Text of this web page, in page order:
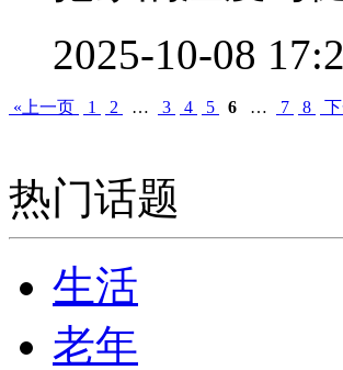
2025-10-08
«上一页 1 2 … 3 4 5 6 … 7 8
热门话题
生活
老年